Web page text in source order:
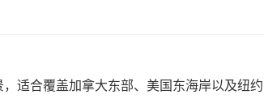
适合覆盖加拿大东部、美国东海岸以及纽